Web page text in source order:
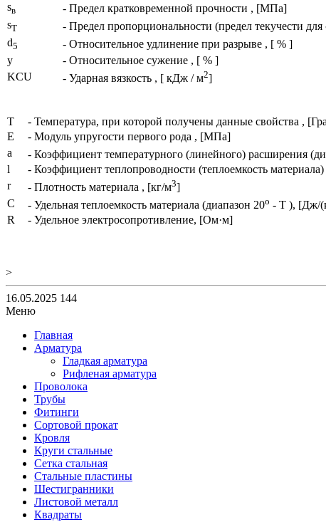
sв
- Предел кратковременной прочности , [МПа]
sT
- Предел пропорциональности (предел текучести
d5
- Относительное удлинение при разрыве , [ % ]
y
- Относительное сужение , [ % ]
KCU
- Ударная вязкость , [ кДж / м2]
T
- Температура, при которой получены данные свойства ,
E
- Модуль упругости первого рода , [МПа]
a
- Коэффициент температурного (линейного) расширения
l
- Коэффициент теплопроводности (теплоемкость
r
- Плотность материала , [кг/м3]
C
- Удельная теплоемкость материала (диапазон 20o - T ), [Дж/
R
- Удельное электросопротивление, [Ом·м]
>
16.05.2025 144
Меню
Главная
Арматура
Гладкая арматура
Рифленая арматура
Проволока
Трубы
Фитинги
Сортовой прокат
Кровля
Круги стальные
Сетка стальная
Стальные пластины
Шестигранники
Листовой металл
Квадраты